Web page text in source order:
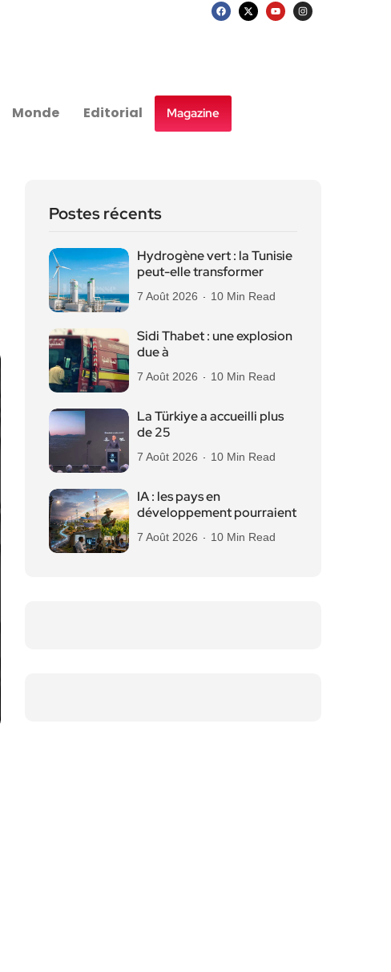
Monde Editorial Magazine
Postes récents
Hydrogène vert : la Tunisie
peut-elle transformer
7 Août 2026 10 Min Read
Sidi Thabet : une explosion
due à
7 Août 2026 10 Min Read
La Türkiye a accueilli plus
de 25
7 Août 2026 10 Min Read
IA : les pays en
développement pourraient
7 Août 2026 10 Min Read